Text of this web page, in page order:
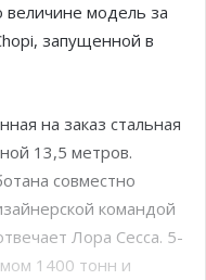
величине модель за
запущенной в
на заказ стальная
13,5 метров.
совместно
командой
Лора Сесса. 5-
1400 тонн и